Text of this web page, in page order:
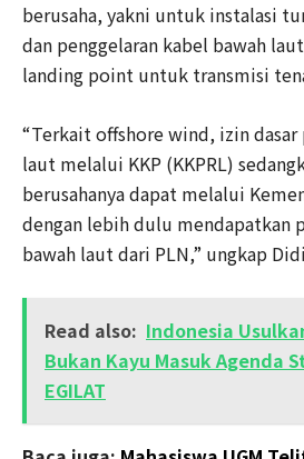
berusaha, yakni untuk instalasi
dan penggelaran kabel bawah
landing point untuk transmisi
“Terkait offshore wind, izin dasar
laut melalui KKP (KKPRL)
berusahanya dapat melalui
dengan lebih dulu mendapatkan
bawah laut dari PLN,” ungkap
Read also: Indonesia
Bukan Kayu Masuk Agenda
EGILAT